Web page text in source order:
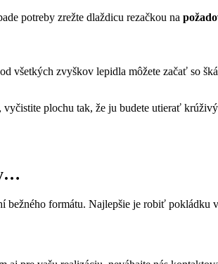
potreby zrežte dlaždicu rezačkou na
všetkých zvyškov lepidla môžete začať so
plochu tak, že ju budete utierať
formátu. Najlepšie je robiť